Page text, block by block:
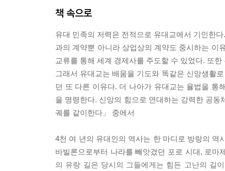
이사벨 여왕, 스페인을 통일하다
흑사병의 창궐과 유대인 대학살
제국주의적 팽창정책, 스페인제국을 무너뜨리다
2. 동전의 양면, 중상주의와 유대인
브뤼헤 시대, 중계무역에 주력한 유대인
앤트워프 시대, 다이아몬드 유통의 중심지가 되다
암스테르담 시대, 종교개혁과 유대인 황금시대
근대 자본주의 토대를 구축한 유대인
서인도회사의 설립과 다양해진 금융기법
30년 전쟁, 유대인의 지위를 바꾸다
책 속으로
유대 민족의 저력은 전적으로 유대교에서 기인한
과의 계약뿐 아니라 상업상의 계약도 중시하는 이
교류를 통해 세계 경제사를 주도할 수 있었다. 또
그래서 유대교는 배움을 기도와 똑같은 신앙생활
던 또 다른 이유다. 더 나아가 유대교는 율법을 통
을 명령한다. 신앙의 힘으로 연대하는 강력한 공
궤를 같이한다」 중에서
4천 여 년의 유대인의 역사는 한 마디로 방랑의 역
바빌론으로부터 나라를 빼앗겼던 포로 시대, 로
의 유랑 길은 당시의 그들에게는 힘든 고난의 길